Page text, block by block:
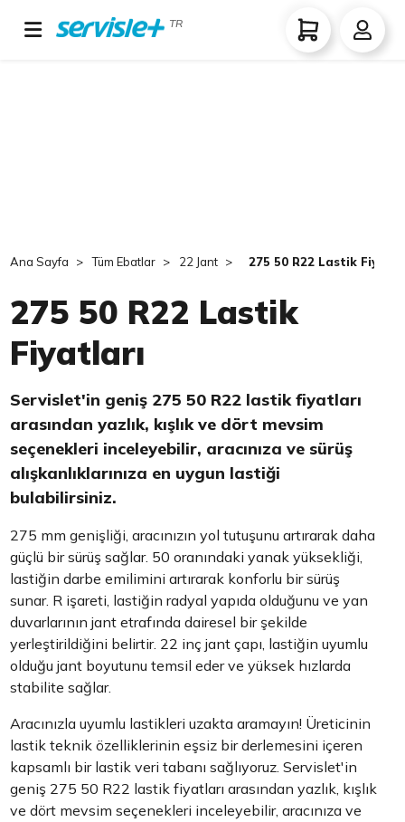
TR
Ana Sayfa Tüm Ebatlar 22 Jant 275 50 R22 Lastik
275 50 R22 Lastik
Fiyatları
Servislet'in geniş 275 50 R22 lastik fiyatları
arasından yazlık, kışlık ve dört mevsim
seçenekleri inceleyebilir, aracınıza ve sürüş
alışkanlıklarınıza en uygun lastiği
bulabilirsiniz.
275 mm genişliği, aracınızın yol tutuşunu artırarak daha
güçlü bir sürüş sağlar. 50 oranındaki yanak yüksekliği,
lastiğin darbe emilimini artırarak konforlu bir sürüş
sunar. R işareti, lastiğin radyal yapıda olduğunu ve yan
duvarlarının jant etrafında dairesel bir şekilde
yerleştirildiğini belirtir. 22 inç jant çapı, lastiğin uyumlu
olduğu jant boyutunu temsil eder ve yüksek hızlarda
stabilite sağlar.
Aracınızla uyumlu lastikleri uzakta aramayın! Üreticinin
lastik teknik özelliklerinin eşsiz bir derlemesini içeren
kapsamlı bir lastik veri tabanı sağlıyoruz. Servislet'in
geniş 275 50 R22 lastik fiyatları arasından yazlık, kışlık
ve dört mevsim seçenekleri inceleyebilir, aracınıza ve